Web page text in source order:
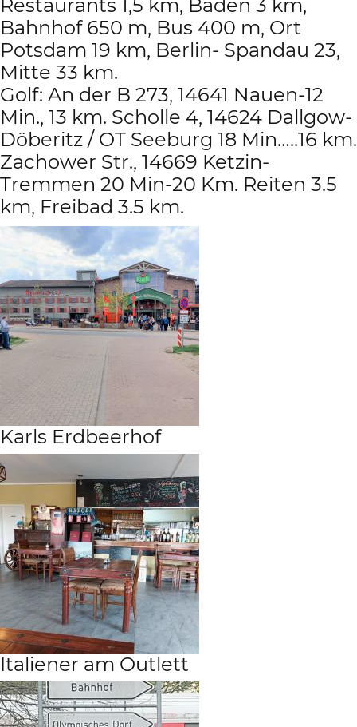
Restaurants 1,5 km, Baden 3 km,
Bahnhof 650 m, Bus 400 m, Ort
Potsdam 19 km, Berlin- Spandau 23,
Mitte 33 km.
Golf: An der B 273, 14641 Nauen-12
Min., 13 km. Scholle 4, 14624 Dallgow-
Döberitz / OT Seeburg 18 Min…..16 km.
Zachower Str., 14669 Ketzin-
Tremmen 20 Min-20 Km. Reiten 3.5
km, Freibad 3.5 km.
Karls Erdbeerhof
Italiener am Outlett